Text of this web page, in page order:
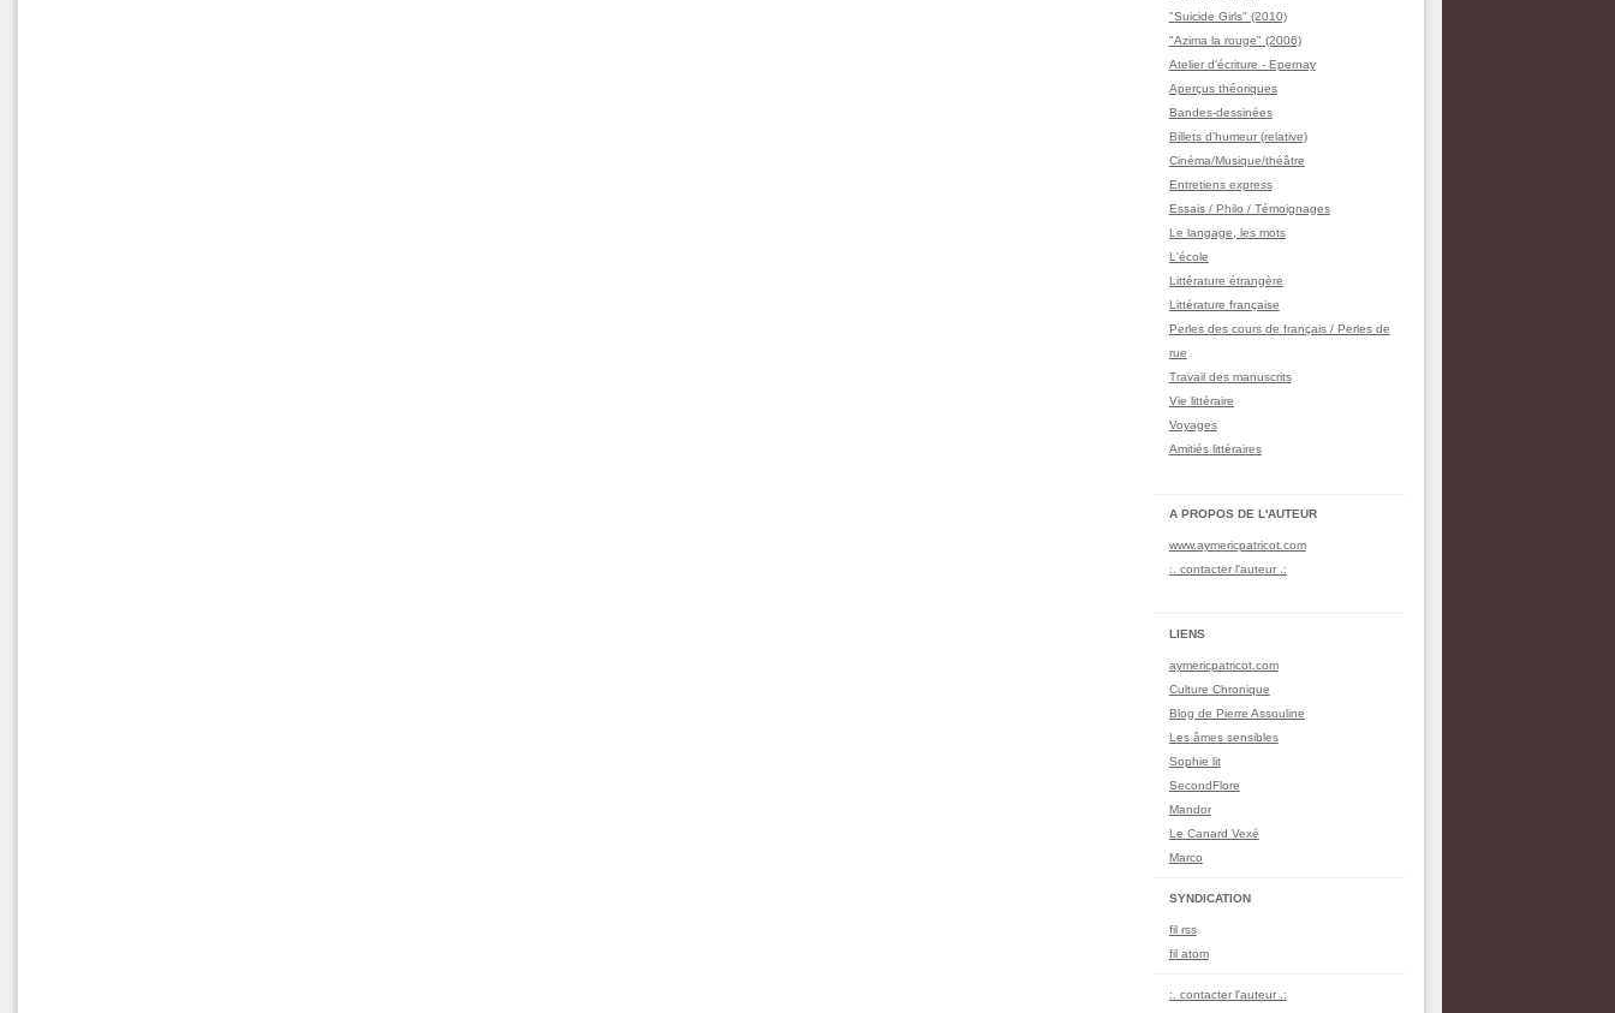
"Suicide Girls" (2010)
"Azima la rouge" (2006)
Atelier d'écriture - Epernay
Aperçus théoriques
Bandes-dessinées
Billets d'humeur (relative)
Cinéma/Musique/théâtre
Entretiens express
Essais / Philo / Témoignages
Le langage, les mots
L'école
Littérature étrangère
Littérature française
Perles des cours de français / Perles de
rue
Travail des manuscrits
Vie littéraire
Voyages
Amitiés littéraires
A PROPOS DE L'AUTEUR
www.aymericpatricot.com
:. contacter l'auteur .:
LIENS
aymericpatricot.com
Culture Chronique
Blog de Pierre Assouline
Les âmes sensibles
Sophie lit
SecondFlore
Mandor
Le Canard Vexé
Marco
SYNDICATION
fil rss
fil atom
:. contacter l'auteur .: